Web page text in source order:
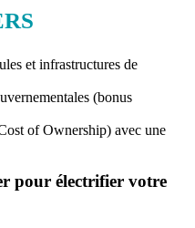
et infrastructures de
(bonus
of Ownership) avec une
pour électrifier votre